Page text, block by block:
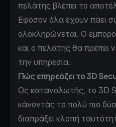
πελάτης βλέπει το
Εφόσον όλα έχουν πάει
ολοκληρώνεται. Ο
και ο πελάτης θα πρέπει
την υπηρεσία.
Πώς επηρεάζει το 3D
Ως καταναλωτής, το 3D
κάνοντάς το πολύ πιο
διαπράξει κλοπή